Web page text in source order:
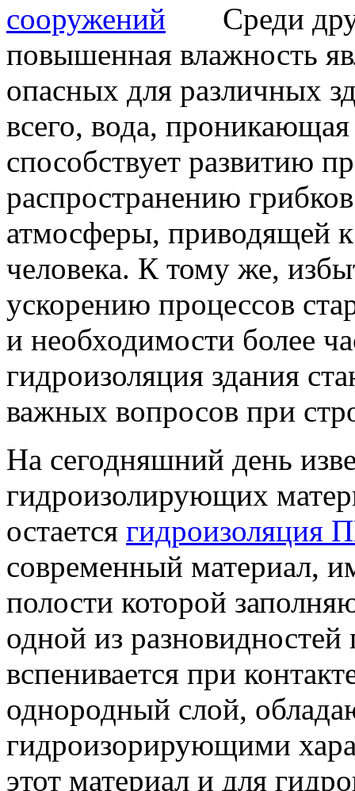
Среди
повышенная влажность
опасных для различных
всего, вода,
способствует развитию
распространению
атмосферы, приводящей
человека. К тому же,
ускорению процессов
и необходимости более
гидроизоляция здания
важных вопросов при
На сегодняшний день
гидроизолирующих
остается гидроизоляция
современный материал,
полости которой
одной из
вспенивается при
однородный слой,
гидроизорирующими
этот материал и для